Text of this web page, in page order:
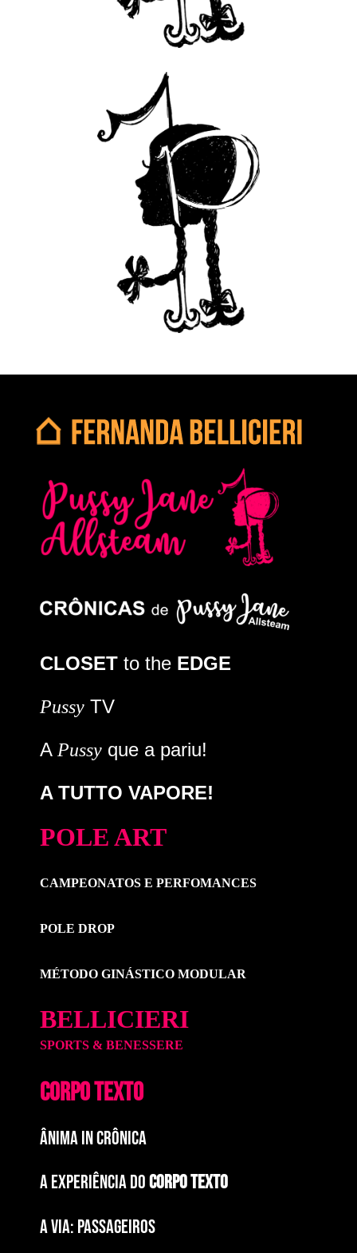
CLOSET to the EDGE
Pussy TV
A Pussy que a pariu!
A TUTTO VAPORE!
POLE ART
CAMPEONATOS E PERFOMANCES
POLE DROP
MÉTODO GINÁSTICO MODULAR
BELLICIERI
SPORTS & BENESSERE
CORPO TEXTO
ÂNIMA IN CRÔNICA
A EXPERIÊNCIA DOCORPO TEXTO
a via: paSSAGEIROS